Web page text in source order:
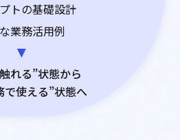
トの基礎設計
業務活用例
れる”状態から
で使える”状態へ